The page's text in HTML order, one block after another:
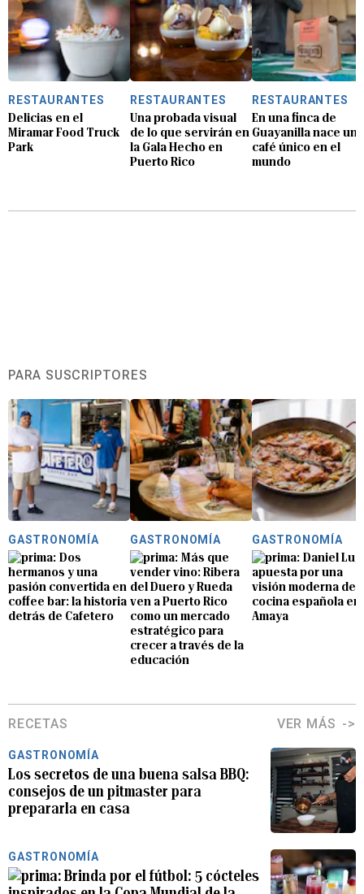
RESTAURANTES
Delicias en el
Miramar Food Truck
Park
RESTAURANTES
Una probada visual
de lo que servirán en
la Gala Hecho en
Puerto Rico
RESTAURANTES
En una finca de
Guayanilla nace un
café único en el
mundo
PARA SUSCRIPTORES
GASTRONOMÍA
Dos
hermanos y una
pasión convertida en
coffee bar: la historia
detrás de Cafetero
GASTRONOMÍA
Más que
vender vino: Ribera
del Duero y Rueda
ven a Puerto Rico
como un mercado
estratégico para
crecer a través de la
educación
GASTRONOMÍA
Daniel
apuesta por una
visión moderna de
cocina española en
Amaya
RECETAS VER MÁS
GASTRONOMÍA
Los secretos de una buena salsa BBQ:
consejos de un pitmaster para
prepararla en casa
GASTRONOMÍA
Brinda por el fútbol: 5 cócteles